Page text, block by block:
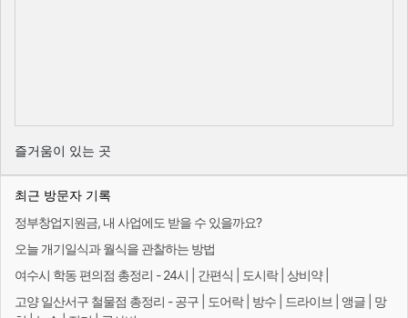
즐거움이 있는 곳
최근 방문자 기록
정부창업지원금, 내 사업에도 받을 수 있을까요?
오늘 개기일식과 월식을 관찰하는 방법
여수시 학동 편의점 총정리 - 24시 | 간편식 | 도시락 | 상비약 |
고양 일산서구 철물점 총정리 - 공구 | 도어락 | 방수 | 드라이브 | 앵글 | 망